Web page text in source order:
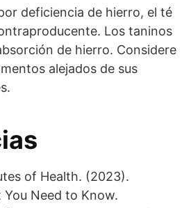
deficiencia de hierro, el té
Los taninos
de hierro. Considere
alejados de sus
of Health. (2023).
Need to Know.